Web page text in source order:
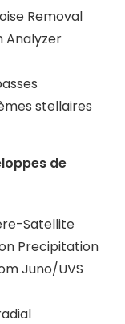
Removal
Analyzer
stellaires
de
Satellite
Precipitation
Juno/UVS